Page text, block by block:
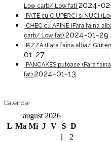
Low carb/ Low fat) 2024-
PATE cu CIUPERCI si NUCI
CHEC cu AFINE (Fara faina
carb/ Low fat) 2024-01-29
PIZZA (Fara faina alba/
01-27
PANCAKES pufoase (Fara
fat) 2024-01-13
Calendar
august 2026
L Ma Mi J V S D
1
2